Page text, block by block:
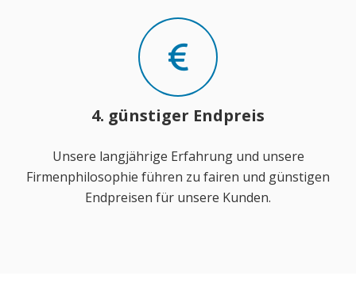
4. günstiger Endpreis
Unsere langjährige Erfahrung und unsere
Firmenphilosophie führen zu fairen und günstigen
Endpreisen für unsere Kunden.